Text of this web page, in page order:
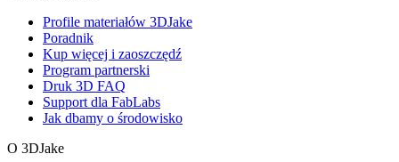
Profile materiałów 3DJake
Poradnik
Kup więcej i zaoszczędź
Program partnerski
Druk 3D FAQ
Support dla FabLabs
Jak dbamy o środowisko
O 3DJake